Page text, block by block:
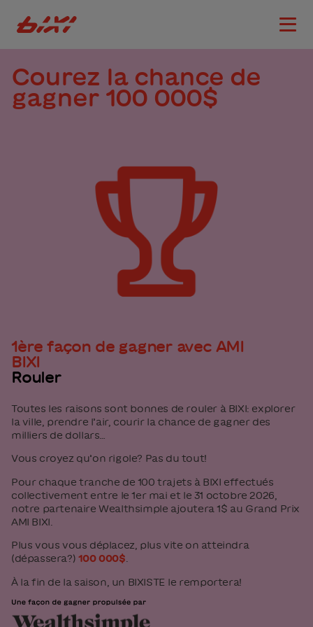
Logo Bixi Montréal
Courez la chance de
gagner 100 000$
1ère façon de gagner avec AMI
BIXI
Rouler
Toutes les raisons sont bonnes de rouler à BIXI: explorer
la ville, prendre l’air, courir la chance de gagner des
milliers de dollars…
Vous croyez qu’on rigole? Pas du tout!
Pour chaque tranche de 100 trajets à BIXI effectués
collectivement entre le 1er mai et le 31 octobre 2026,
notre partenaire Wealthsimple ajoutera 1$ au Grand Prix
AMI BIXI.
Plus vous vous déplacez, plus vite on atteindra
(dépassera?) 100 000$
À la fin de la saison, un BIXISTE le remportera!